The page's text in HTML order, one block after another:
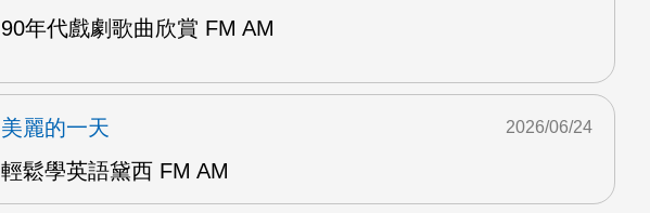
90年代戲劇歌曲欣賞 FM AM
美麗的一天
輕鬆學英語黛西 FM AM
2026/06/24